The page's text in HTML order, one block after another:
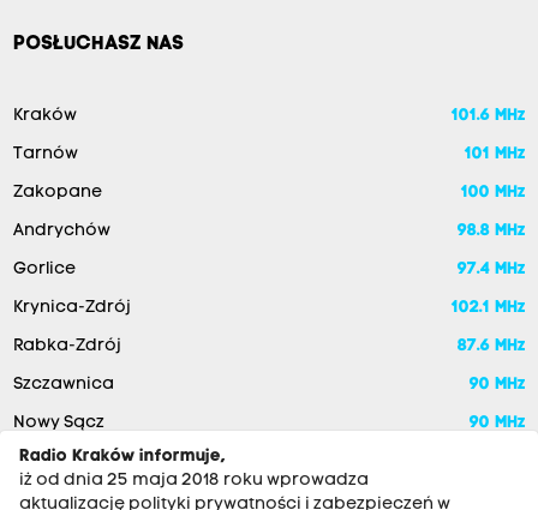
POSŁUCHASZ NAS
Kraków 101.6 MHz
Tarnów 101 MHz
Zakopane 100 MHz
Andrychów 98.8 MHz
Gorlice 97.4 MHz
Krynica-Zdrój 102.1 MHz
Rabka-Zdrój 87.6 MHz
Szczawnica 90 MHz
Nowy Sącz
90 MHz
Radio Kraków informuje,
iż od dnia 25 maja 2018 roku wprowadza
aktualizację polityki prywatności i zabezpieczeń w